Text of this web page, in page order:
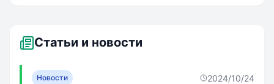
Статьи и новости
Новости 2024/10/24